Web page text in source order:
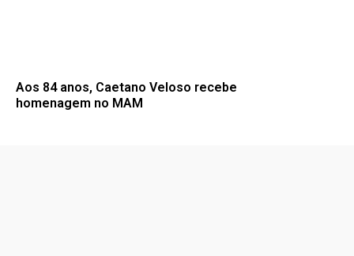
Aos 84 anos, Caetano Veloso recebe
homenagem no MAM